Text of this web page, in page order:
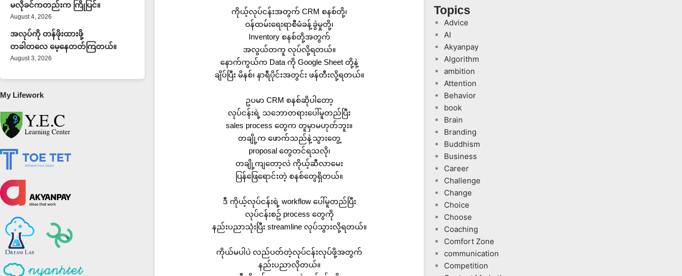
မလိုခင်ကတည်းက ကြိုပြင်။
August 4, 2026
အလုပ်ကို တန်ဖိုးထားဖို့
တခါတလေ မေ့နေတတ်ကြတယ်။
August 3, 2026
My Lifework
ကိုယ့်လုပ်ငန်းအတွက် CRM စနစ်တို့၊
ဝန်ထမ်းရေးရာစီမံခန့်ခွဲမှုတို့၊
Inventory စနစ်တို့အတွက်
အလွယ်တကူ လုပ်လို့ရတယ်။
နောက်ကွယ်က Data ကို Google Sheet တို့နဲ့
ချိပ်ပြီး မိနစ်၊ နာရီပိုင်းအတွင်း ဖန်တီးလို့ရတယ်။
ဥပမာ CRM စနစ်ဆိုပါတော့
လုပ်ငန်းရဲ့ သဘောတရားပေါ်မူတည်ပြီး
sales process တွေက တူမှာမဟုတ်ဘူး။
တချို့က ဖောက်သည်နဲ့သွားတွေ့
proposal တွေတင်ရသလို၊
တချို့ကျတော့လဲ ကိုယ့်ဆီလာမေး
ပြန်ဖြေရောင်းတဲ့ စနစ်တွေရှိတယ်။
ဒီ ကိုယ့်လုပ်ငန်းရဲ့ workflow ပေါ်မူတည်ပြီး
လုပ်ငန်းစဥ် process တွေကို
နည်းပညာသုံးပြီး streamline လုပ်သွားလို့ရတယ်။
ကိုယ်မပါပဲ လည်ပတ်တဲ့လုပ်ငန်းလုပ်ဖို့အတွက်
နည်းပညာလိုတယ်။
Topics
Advice
AI
Akyanpay
Algorithm
ambition
Attention
Behavior
book
Brain
Branding
Buddhism
Business
Career
Challenge
Change
Choice
Choose
Coaching
Comfort Zone
communication
Competition